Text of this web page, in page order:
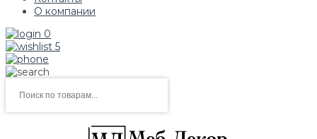
О компании
0
5
товаров